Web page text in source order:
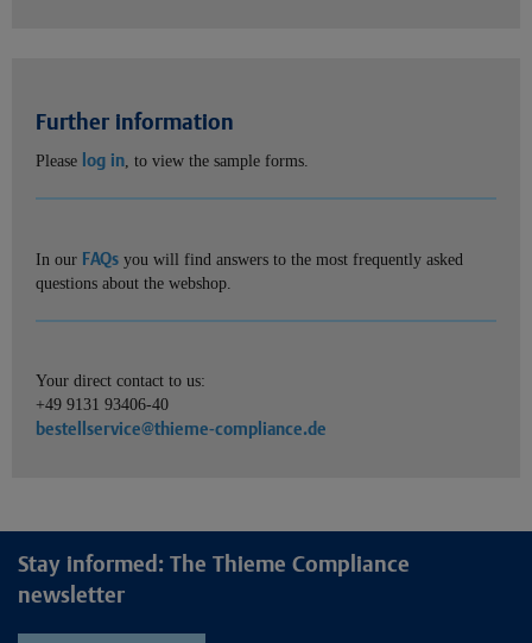
Further information
Please log in, to view the sample forms.
In our FAQs you will find answers to the most frequently asked
questions about the webshop.
Your direct contact to us:
+49 9131 93406-40
bestellservice@thieme-compliance.de
Stay informed: The Thieme Compliance
newsletter